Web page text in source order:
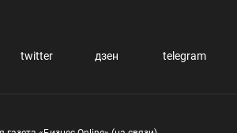
twitter дзен telegram